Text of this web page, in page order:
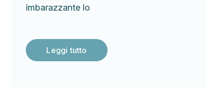
imbarazzante lo
Leggi tutto